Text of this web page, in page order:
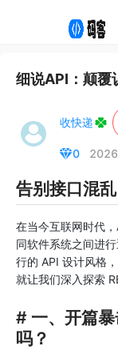
细说API：颠覆
收快递
0
告别接口混
在当今互联网时代
同软件系统之间进
行的 API 设计风格
就让我们深入探索
# 一、开篇暴
吗？